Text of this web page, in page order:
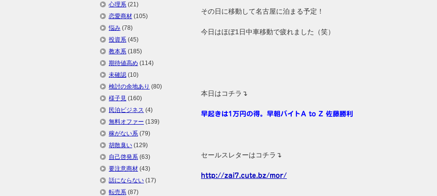
その日に移動して名古屋に泊まる予定！
今日はほぼ1日中車移動で疲れました（笑）
本日はコチラ↴
早起きは1万円の得。早朝バイトA to Z 佐藤勝利
セールスレターはコチラ↴
http://zai7.cute.bz/mor/
心理系 (21)
恋愛商材 (105)
悩み (78)
投資系 (45)
教本系 (185)
期待値高め (114)
未確認 (10)
検討の余地あり (80)
様子見 (160)
民泊ビジネス (4)
無料オファー (139)
稼がない系 (79)
胡散臭い (129)
自己啓発系 (63)
要注意商材 (43)
話にならない (17)
転売系 (87)